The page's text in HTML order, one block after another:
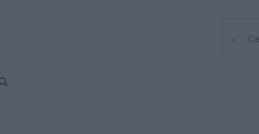
⌕Cerca